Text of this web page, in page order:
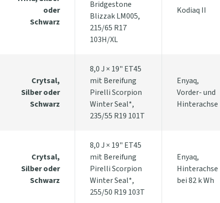
oder
Schwarz
Bridgestone
Blizzak LM005,
215/65 R17
103H/XL
Kodiaq II
Crytsal,
Silber oder
Schwarz
8,0 J × 19" ET45
mit Bereifung
Pirelli Scorpion
Winter Seal*,
235/55 R19 101T
Enyaq,
Vorder- und
Hinterachse
Crytsal,
Silber oder
Schwarz
8,0 J × 19" ET45
mit Bereifung
Pirelli Scorpion
Winter Seal*,
255/50 R19 103T
Enyaq,
Hinterachse
bei 82 k Wh